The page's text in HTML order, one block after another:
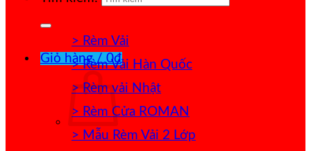
Giỏ hàng /0₫
> Rèm Vải
> Rèm Vải Hàn Quốc
> Rèm vải Nhật
> Rèm Cửa ROMAN
> Mẫu Rèm Vải 2 Lớp